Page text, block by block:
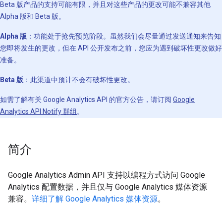
Beta 版产品的支持可能有限，并且对这些产品的更改可能不兼容其他
Alpha 版和 Beta 版。
Alpha 版 ：功能处于抢先预览阶段。虽然我们会尽量通过发送通知来告知
您即将发生的更改，但在 API 公开发布之前，您应为遇到破坏性更改做好
准备。
Beta 版 ：此渠道中预计不会有破坏性更改。
如需了解有关 Google Analytics API 的官方公告，请订阅 Google
Analytics API Notify 群组 。
简介
Google Analytics Admin API 支持以编程方式访问 Google
Analytics 配置数据，并且仅与 Google Analytics 媒体资源
兼容。 详细了解 Google Analytics 媒体资源。